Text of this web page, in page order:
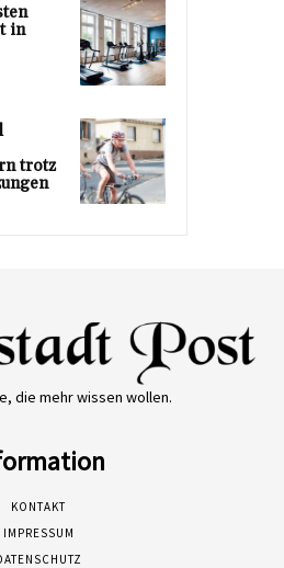
in
trotz
die mehr wissen wollen.
KONTAKT
IMPRESSUM